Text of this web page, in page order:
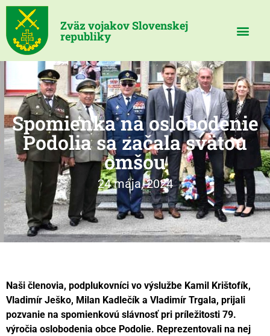
Zväz vojakov Slovenskej
republiky
Spomienka na oslobodenie
Podolia sa začala svätou
omšou
24 mája, 2024
Naši členovia, podplukovníci vo výslužbe Kamil Krištofík,
Vladimír Ješko, Milan Kadlečík a Vladimír Trgala, prijali
pozvanie na spomienkovú slávnosť pri príležitosti 79.
výročia oslobodenia obce Podolie. Reprezentovali na nej